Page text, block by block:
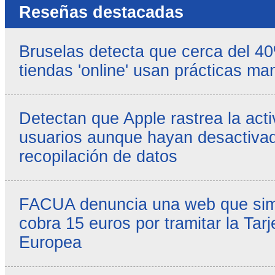
Reseñas destacadas
Bruselas detecta que cerca del
tiendas 'online' usan prácticas
Detectan que Apple rastrea la
usuarios aunque hayan
recopilación de datos
FACUA denuncia una web que
cobra 15 euros por tramitar la
Europea